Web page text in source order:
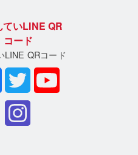
LINE QRコード